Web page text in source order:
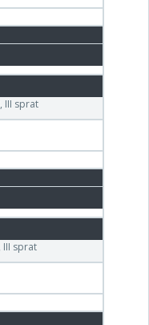
– Centar za
III sprat
– Centar za
III sprat